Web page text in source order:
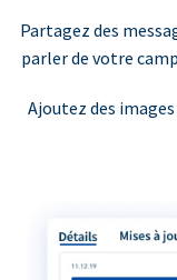
Partagez des
parler de votre
Ajoutez des